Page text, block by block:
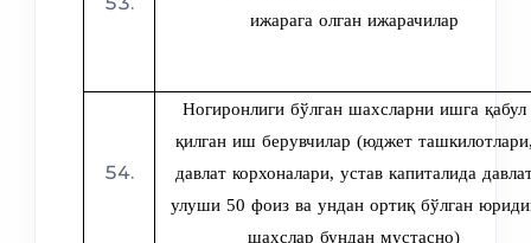
ижарага олган ижарачилар
Ногиронлиги бўлган шахсларни ишга қабул
қилган иш берувчилар (юджет
давлат корхоналари, устав капиталида
улуши 50 фоиз ва ундан ортиқ бўлган
шахслар бундан мустасно)